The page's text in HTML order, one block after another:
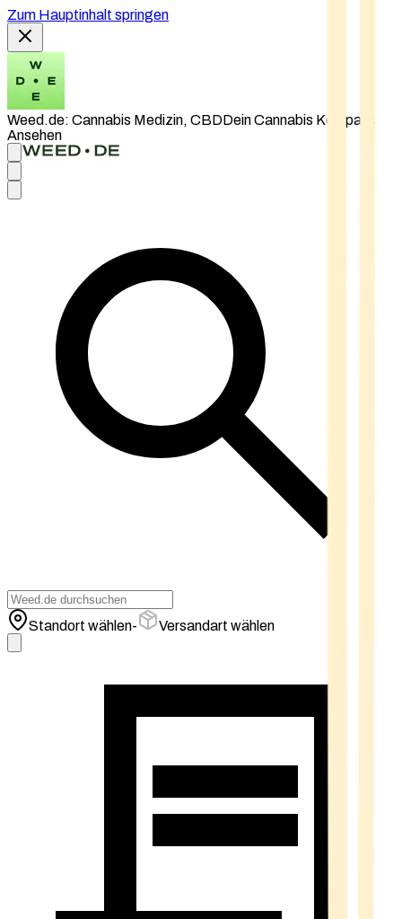
Zum Hauptinhalt springen
Weed.de: Cannabis Medizin, CBDDein Cannabis Kompass
Ansehen
Standort wählen- Versandart wählen